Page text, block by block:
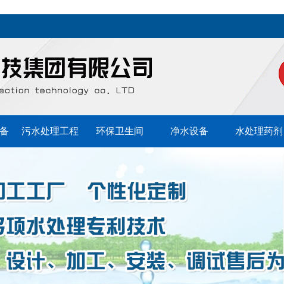
污水处理工程 环保卫生间 净水设备 水处理药剂